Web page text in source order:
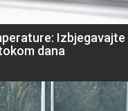
Izbjegavajte
dana